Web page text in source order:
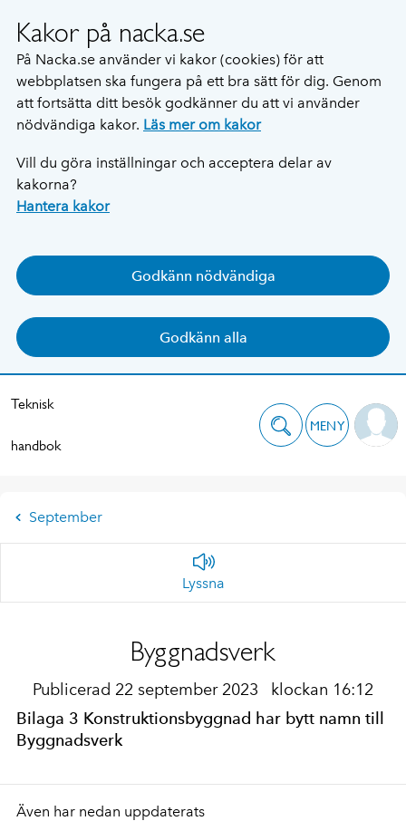
Kakor på nacka.se
På Nacka.se använder vi kakor (cookies) för att
webbplatsen ska fungera på ett bra sätt för dig. Genom
att fortsätta ditt besök godkänner du att vi använder
nödvändiga kakor. Läs mer om kakor
Vill du göra inställningar och acceptera delar av
kakorna?
Hantera kakor
Godkänn nödvändiga
Godkänn alla
Teknisk
handbok
MENY
September
Lyssna
Byggnadsverk
Publicerad 22 september 2023 klockan 16:12
Bilaga 3 Konstruktionsbyggnad har bytt namn till
Byggnadsverk
Även har nedan uppdaterats